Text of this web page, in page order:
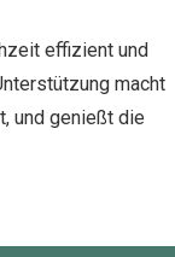
effizient und
macht
und genießt die